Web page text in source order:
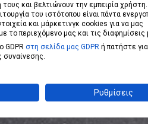
by Koolmetrix
και βελτιώνουν την εμπειρία
του ιστότοπου είναι πάντα
και μάρκετινγκ cookies για να μας
το περιεχόμενο μας και τις διαφημίσεις
GDPR στη σελίδα μας GDPR ή πατήστε
συναίνεσης.
Ρυθμίσεις